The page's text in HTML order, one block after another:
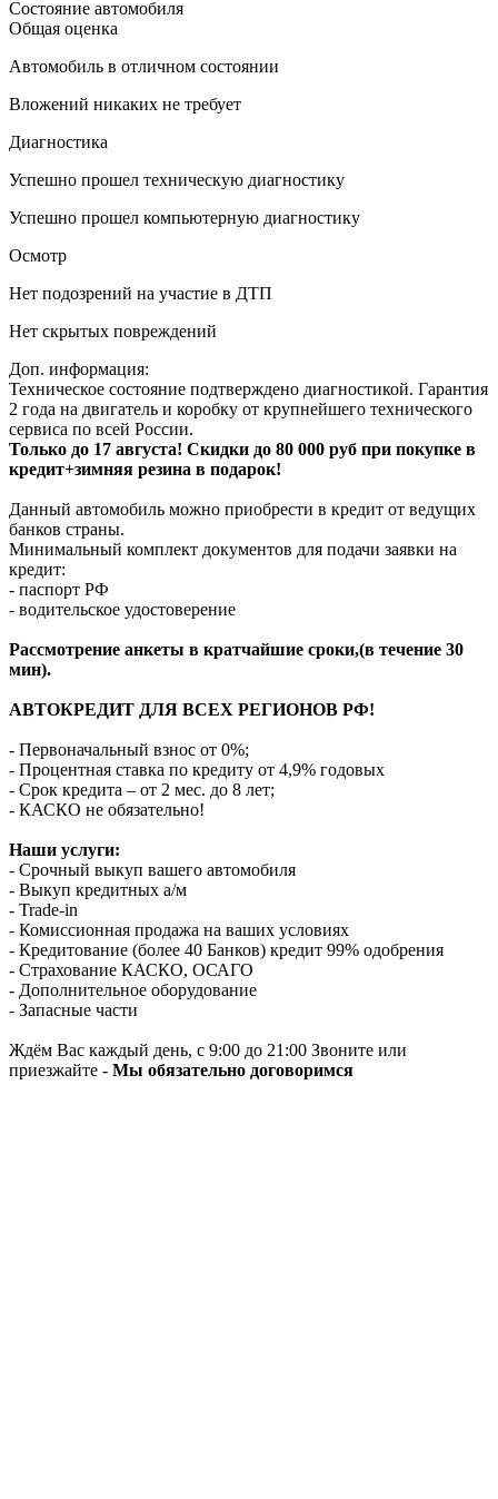
Состояние автомобиля
Общая оценка
Автомобиль в отличном состоянии
Вложений никаких не требует
Диагностика
Успешно прошел техническую диагностику
Успешно прошел компьютерную диагностику
Осмотр
Нет подозрений на участие в ДТП
Нет скрытых повреждений
Доп. информация:
Техническое состояние подтверждено диагностикой. Гарантия
2 года на двигатель и коробку от крупнейшего технического
сервиса по всей России.
Только до 17 августа! Скидки до 80 000 руб при покупке в
кредит+зимняя резина в подарок!
Данный автомобиль можно приобрести в кредит от ведущих
банков страны.
Минимальный комплект документов для подачи заявки на
кредит:
- паспорт РФ
- водительское удостоверение
Рассмотрение анкеты в кратчайшие сроки,(в течение 30
мин).
АВТОКРЕДИТ ДЛЯ ВСЕХ РЕГИОНОВ РФ!
- Первоначальный взнос от 0%;
- Процентная ставка по кредиту от 4,9% годовых
- Срок кредита – от 2 мес. до 8 лет;
- КАСКО не обязательно!
Наши услуги:
- Срочный выкуп вашего автомобиля
- Выкуп кредитных а/м
- Trade-in
- Комиссионная продажа на ваших условиях
- Кредитование (более 40 Банков) кредит 99% одобрения
- Страхование КАСКО, ОСАГО
- Дополнительное оборудование
- Запасные части
Ждём Вас каждый день, с 9:00 до 21:00 Звоните или
приезжайте - Мы обязательно договоримся